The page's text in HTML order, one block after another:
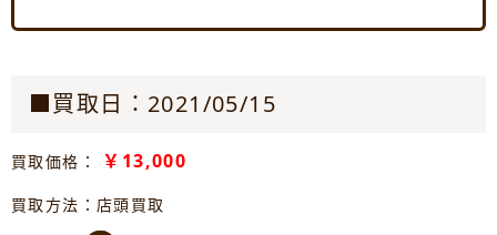
■買取日：2021/05/15
買取価格： ￥13,000
買取方法：店頭買取